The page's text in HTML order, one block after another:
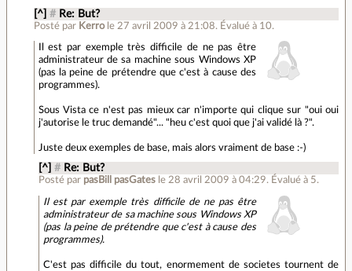
[^] # Re: But?
Posté par Kerro le 27 avril 2009 à 21:08. Évalué à 10.
Il est par exemple très difficile de ne pas être
administrateur de sa machine sous Windows XP
(pas la peine de prétendre que c'est à cause des
programmes).
Sous Vista ce n'est pas mieux car n'importe qui clique sur "oui oui
j'autorise le truc demandé"... "heu c'est quoi que j'ai validé là ?".
Juste deux exemples de base, mais alors vraiment de base :-)
[^] # Re: But?
Posté par pasBill pasGates le 28 avril 2009 à 04:29.Évalué à 5.
Il est par exemple très difficile de ne pas être
administrateur de sa machine sous Windows XP
(pas la peine de prétendre que c'est à cause des
programmes).
C'est pas difficile du tout, enormement de societes tournent de